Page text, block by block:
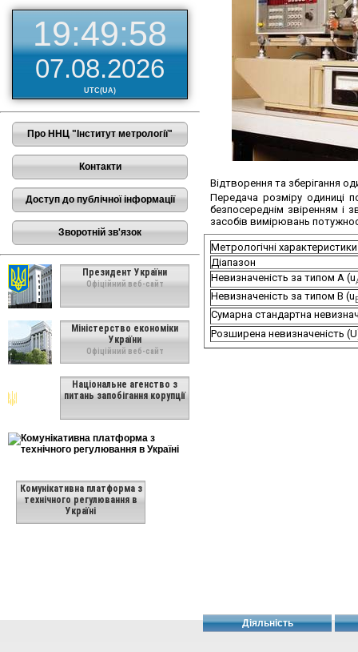
19:49:59
07.08.2026
UTC(UA)
Про ННЦ "Інститут метрології"
Контакти
Доступ до публічної інформації
Зворотній зв'язок
Президент України
Офіційний веб-сайт
Міністерство економіки
України
Офіційний веб-сайт
Національне агенство з
питань запобігання корупції
Комунікативна платформа з
технічного регулювання в
Україні
Відтворення та зберігання
Передача розміру одиниці
безпосереднім звіренням і
засобів вимірювань
Метрологічні характеристики
Діапазон
Невизначеність за типом А (u
Невизначеність за типом В (u
Сумарна стандартна
Розширена невизначеність
Діяльність